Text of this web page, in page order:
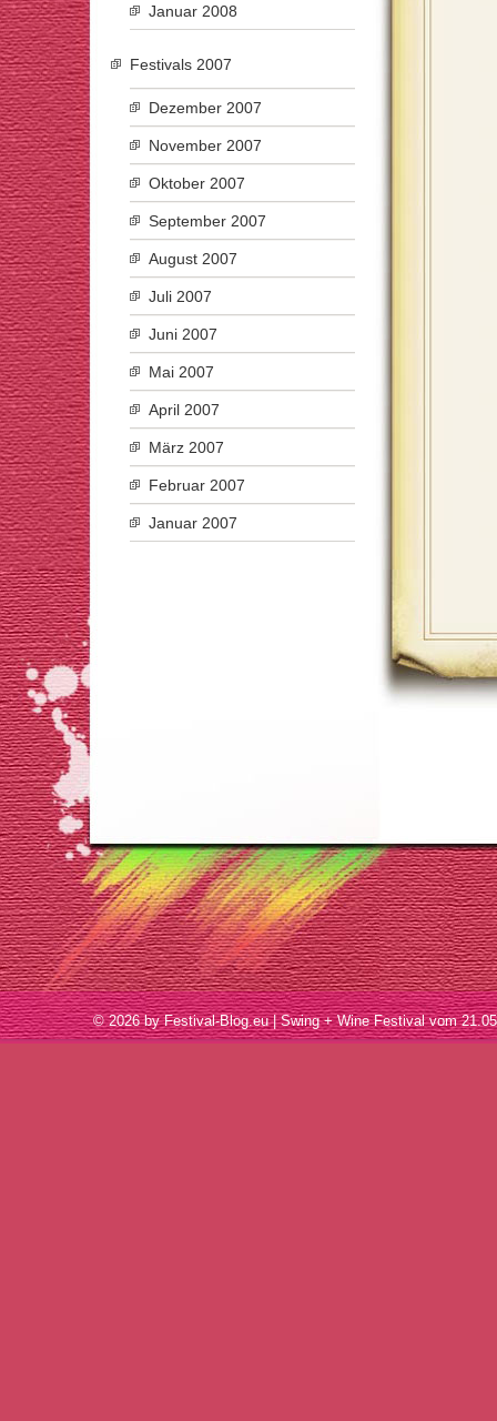
Januar 2008
Festivals 2007
Dezember 2007
November 2007
Oktober 2007
September 2007
August 2007
Juli 2007
Juni 2007
Mai 2007
April 2007
März 2007
Februar 2007
Januar 2007
© 2026 by Festival-Blog.eu | Swing + Wine Festival vom